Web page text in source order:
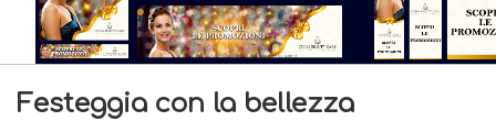
Festeggia con la bellezza